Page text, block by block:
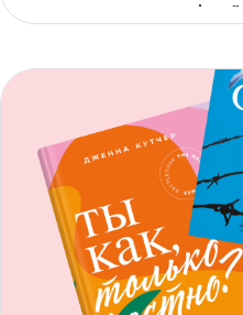
с доступом офлайн